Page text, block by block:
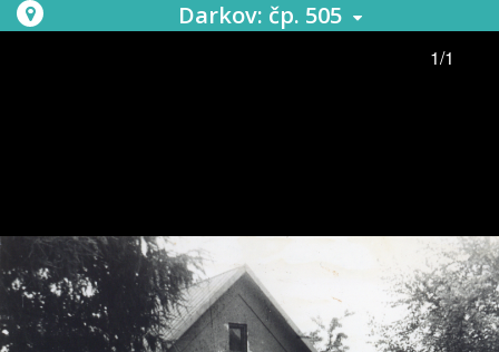
Darkov: čp. 505
1/1